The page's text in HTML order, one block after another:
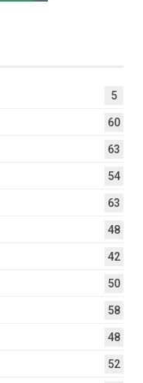
5
60
63
54
63
48
42
50
58
48
52